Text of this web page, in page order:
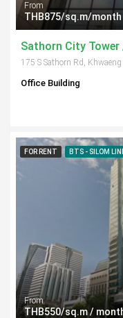
From
THB875/sq.m/month
Sathorn City
Office Building
FOR RENT BTS - SILOM
From
THB550/sq.m /